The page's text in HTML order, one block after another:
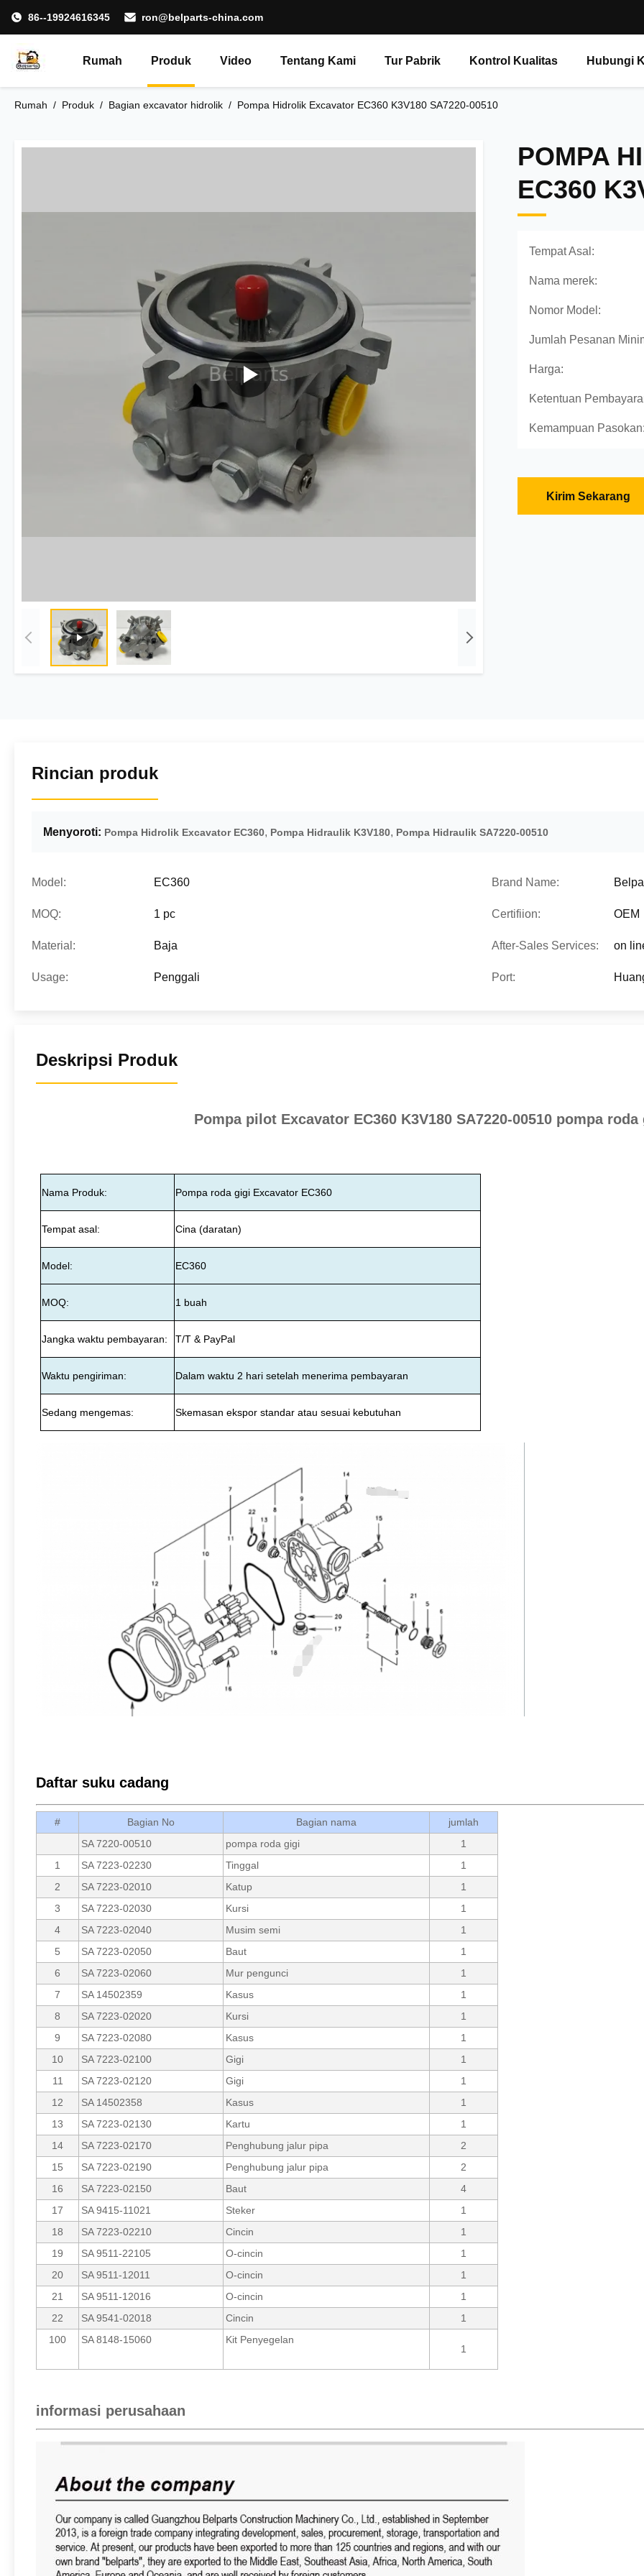
86--19924616345 ron@belparts-china.com
Rumah Produk Video Tentang Kami Tur Pabrik Kontrol Kualitas Hubungi
Rumah / Produk / Bagian excavator hidrolik / Pompa Hidrolik Excavator EC360 K3V180 SA7220-00510
POMPA
EC360
Tempat Asal:
Nama merek:
Nomor Model:
Jumlah Pesanan
Harga:
Ketentuan
Kemampuan Pasokan:
Kirim Sekarang
Rincian produk
Menyoroti: Pompa Hidrolik Excavator EC360, Pompa Hidraulik K3V180, Pompa Hidraulik SA7220-00510
Model: EC360 Brand Name:
MOQ: 1 pc Certifiion: OEM
Material: Baja After-Sales Services: on
Usage: Penggali Port:
Deskripsi Produk
Pompa pilot Excavator EC360 K3V180 SA7220-00510 pompa
Nama Produk: Pompa roda gigi Excavator EC360
Tempat asal: Cina (daratan)
Model: EC360
MOQ: 1 buah
Jangka waktu pembayaran: T/T & PayPal
Waktu pengiriman: Dalam waktu 2 hari setelah menerima pembayaran
Sedang mengemas: Skemasan ekspor standar atau sesuai kebutuhan
Daftar suku cadang
# Bagian No Bagian nama
jumlah
SA 7220-00510
pompa roda gigi
1
1
SA 7223-02230 Tinggal
1
2
SA 7223-02010 Katup
1
3
SA 7223-02030 Kursi
1
4
SA 7223-02040 Musim semi
1
5
SA 7223-02050 Baut
1
6
SA 7223-02060 Mur pengunci
1
7
SA 14502359 Kasus
1
8
SA 7223-02020 Kursi
1
9
SA 7223-02080 Kasus
1
10
SA 7223-02100 Gigi
1
11
SA 7223-02120 Gigi
1
12
SA 14502358 Kasus
1
13
SA 7223-02130 Kartu
1
14
SA 7223-02170 Penghubung jalur pipa
2
15
SA 7223-02190 Penghubung jalur pipa
2
16
SA 7223-02150 Baut
4
17
SA 9415-11021 Steker
1
18
SA 7223-02210 Cincin
1
19
SA 9511-22105 O-cincin
1
20
SA 9511-12011 O-cincin
1
21
SA 9511-12016 O-cincin
1
22
SA 9541-02018 Cincin
1
100
SA 8148-15060
Kit Penyegelan
1
informasi perusahaan